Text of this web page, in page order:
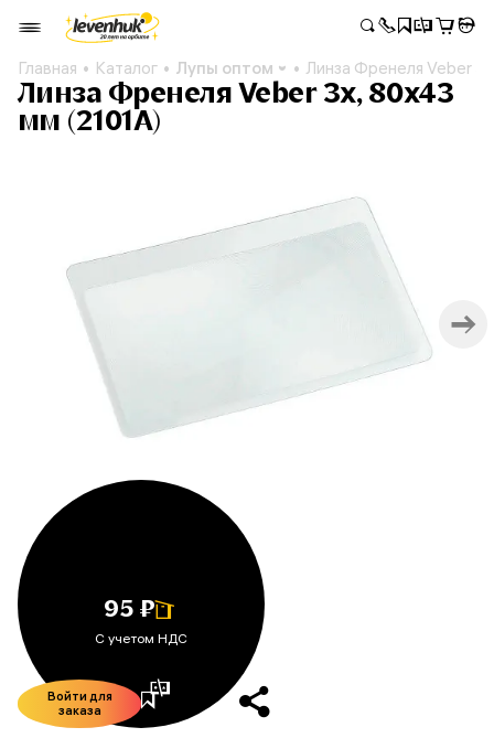
Главная Каталог Лупы оптом Линза Френеля Veber
Линза Френеля Veber 3х, 80х43
мм (2101A)
95 ₽
С учетом НДС
Войти для
заказа